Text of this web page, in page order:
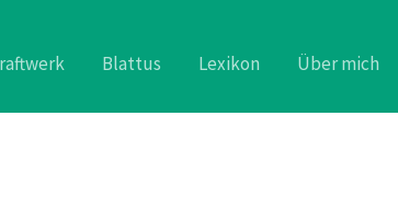
Blattus Lexikon Über mich